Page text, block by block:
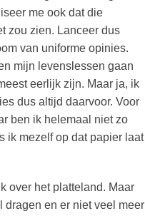
me ook dat die
zou zien. Lanceer dus
van uniforme opinies.
mijn levenslessen gaan
eerlijk zijn. Maar ja, ik
dus altijd daarvoor. Voor
ben ik helemaal niet zo
ik mezelf op dat papier laat
over het platteland. Maar
dragen en er niet veel meer